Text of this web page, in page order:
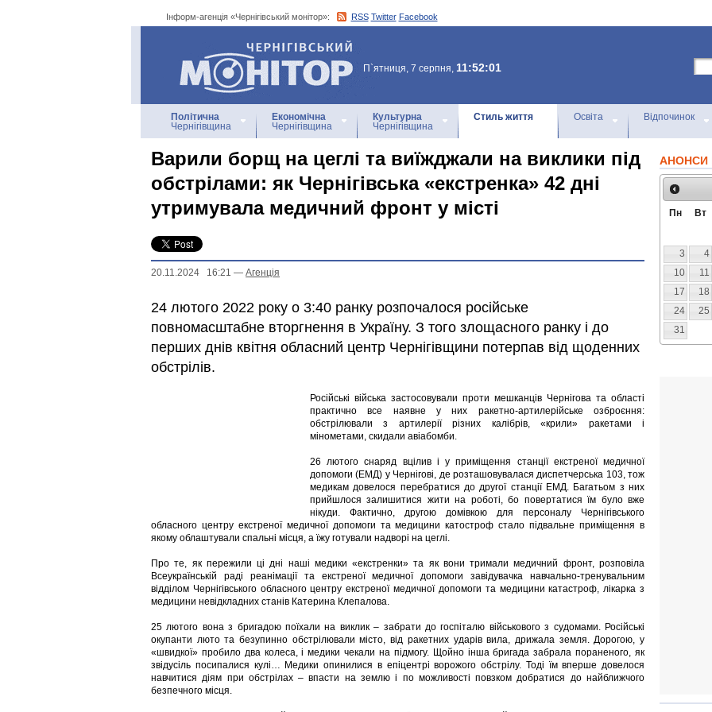
Інформ-агенція «Чернігівський монітор»: RSS Twitter Facebook
Інформ-агенція
«Чернігівський монітор»
П`ятниця, 7 серпня, 11:52:01
Політична
Чернігівщина
Економічна
Чернігівщина
Культурна
Чернігівщина
Стиль життя Освіта Відпочинок
Варили борщ на цеглі та виїжджали на виклики під
обстрілами: як Чернігівська «екстренка» 42 дні
утримувала медичний фронт у місті
20.11.2024 16:21 — Агенцiя
24 лютого 2022 року о 3:40 ранку розпочалося російське
повномасштабне вторгнення в Україну. З того злощасного ранку і до
перших днів квітня обласний центр Чернігівщини потерпав від щоденних
обстрілів.
Російські війська застосовували проти мешканців Чернігова та області
практично все наявне у них ракетно-артилерійське озброєння:
обстрілювали з артилерії різних калібрів, «крили» ракетами і
мінометами, скидали авіабомби.
26 лютого снаряд вцілив і у приміщення станції екстреної медичної
допомоги (ЕМД) у Чернігові, де розташовувалася диспетчерська 103, тож
медикам довелося перебратися до другої станції ЕМД. Багатьом з них
прийшлося залишитися жити на роботі, бо повертатися їм було вже
нікуди. Фактично, другою домівкою для персоналу Чернігівського
обласного центру екстреної медичної допомоги та медицини катостроф стало підвальне приміщення в
якому облаштували спальні місця, а їжу готували надворі на цеглі.
Про те, як пережили ці дні наші медики «екстренки» та як вони тримали медичний фронт, розповіла
Всеукраїнській раді реанімації та екстреної медичної допомоги завідувачка навчально-тренувальним
відділом Чернігівського обласного центру екстреної медичної допомоги та медицини катастроф, лікарка з
медицини невідкладних станів Катерина Клепалова.
25 лютого вона з бригадою поїхали на виклик – забрати до госпіталю військового з судомами. Російські
окупанти люто та безупинно обстрілювали місто, від ракетних ударів вила, дрижала земля. Дорогою, у
«швидкої» пробило два колеса, і медики чекали на підмогу. Щойно інша бригада забрала пораненого, як
звідусіль посипалися кулі… Медики опинилися в епіцентрі ворожого обстрілу. Тоді їм вперше довелося
навчитися діям при обстрілах – впасти на землю і по можливості повзком добратися до найближчого
безпечного місця.
АНОНСИ
Пн Вт
3
4
10
11
17
18
24
25
31